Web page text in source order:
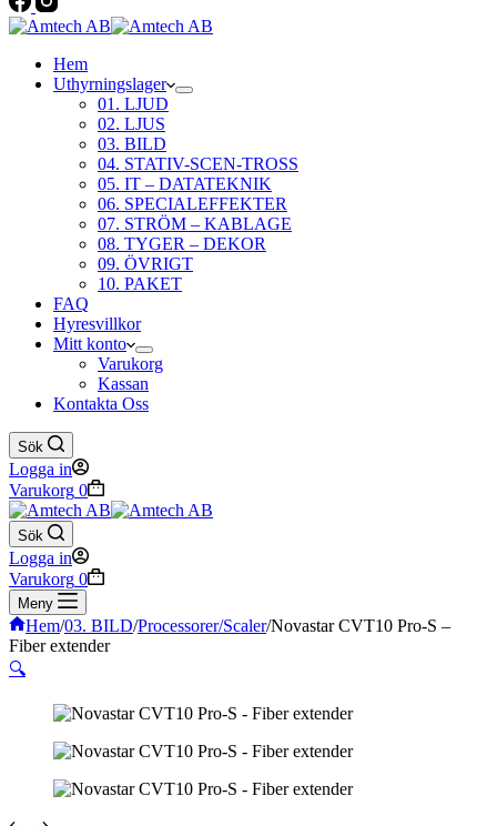
Hem
Uthyrningslager
01. LJUD
02. LJUS
03. BILD
04. STATIV-SCEN-TROSS
05. IT – DATATEKNIK
06. SPECIALEFFEKTER
07. STRÖM – KABLAGE
08. TYGER – DEKOR
09. ÖVRIGT
10. PAKET
FAQ
Hyresvillkor
Mitt konto
Varukorg
Kassan
Kontakta Oss
Sök
Logga in
Varukorg 0
Sök
Logga in
Varukorg 0
Meny
Hem/03. BILD/Processorer/Scaler/Novastar CVT10 Pro-S –
Fiber extender
🔍